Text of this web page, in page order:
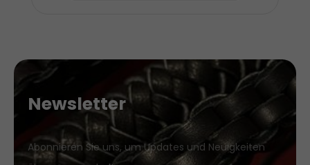
Millimeter ist. Für die „Share“-Einsätze
passt dieser Harness jedoch nicht.
Bestechend sind vor allem der
besonders komfortable Sitz und ein
sicherer Halt für die Plugs. Den guten
Tragekomfort erreichen wir durch die
Kombination von Riemen, die aus
Newsletter
Abonnieren Sie uns, um Updates und Neuigkeiten